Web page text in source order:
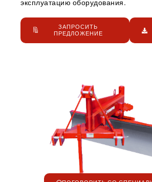
эксплуатацию оборудования.
ЗАПРОСИТЬ
ПРЕДЛОЖЕНИЕ